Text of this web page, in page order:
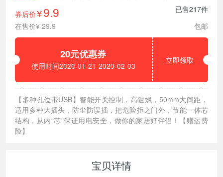
券后价¥ 9.9
已售217件
在售价¥ 29.9
包邮
20元优惠券
使用时间2020-01-21-2020-02-03
立即领取
【多种孔位带USB】智能开关控制，高阻燃，50mm大间距，
适用多种大插头，防尘防误插，把危险拒之门外，节能一体芯
结构，从内“芯”保证用电安全，做你的家居好伴侣！【赠运费
险】
宝贝详情